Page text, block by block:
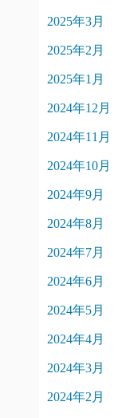
2025年3月
2025年2月
2025年1月
2024年12月
2024年11月
2024年10月
2024年9月
2024年8月
2024年7月
2024年6月
2024年5月
2024年4月
2024年3月
2024年2月